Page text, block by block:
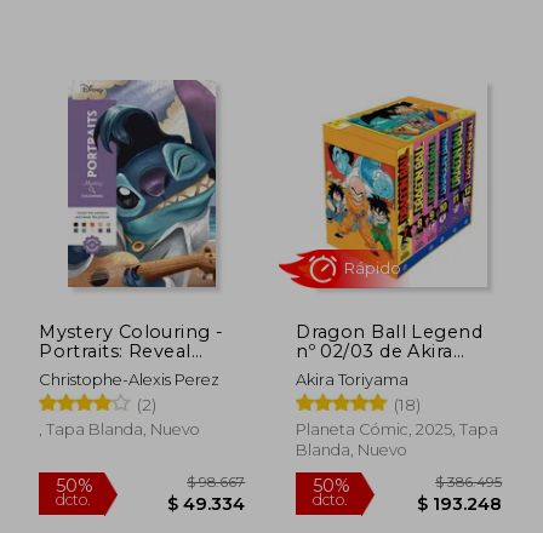
50%
dcto.
$ 52.368
$ 26.184
50%
dcto.
Mystery Colouring -
Portraits: Reveal
Iconic Disney
Characters With
Colour by Number
(en Inglés)
Christophe-Alexis Perez
(2)
, Tapa Blanda, Nuevo
Dragon Ball Legend
nº 02/03 de Akira
Toriyama(Planeta
Cómic)
Akira Toriyama
(18)
Planeta Cómic, 2025, Tapa
Blanda, Nuevo